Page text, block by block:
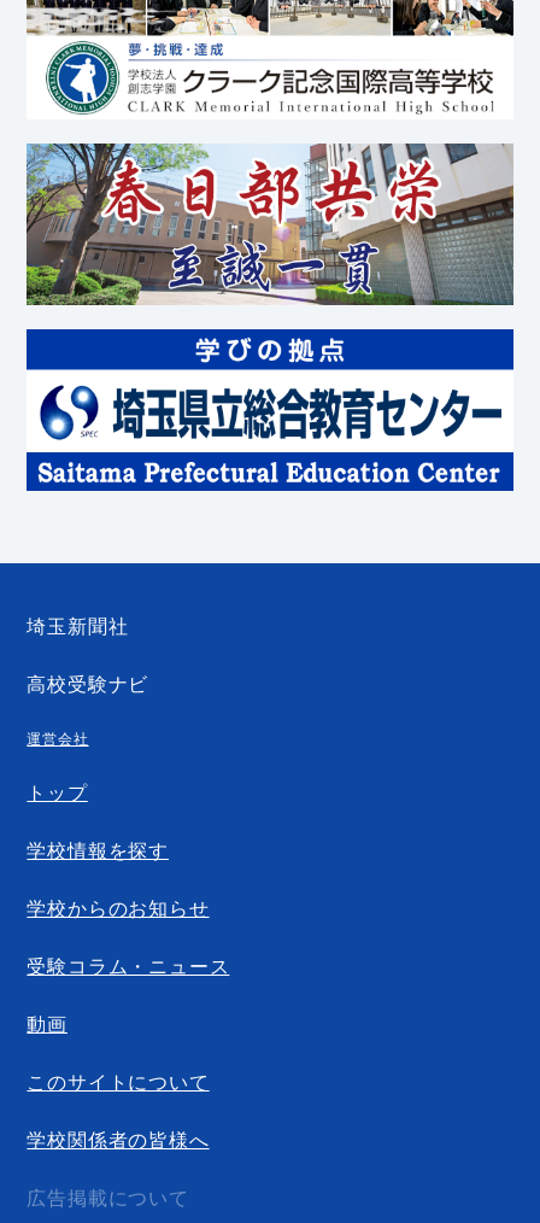
埼玉新聞社
高校受験ナビ
運営会社
トップ
学校情報を探す
学校からのお知らせ
受験コラム・ニュース
動画
このサイトについて
学校関係者の皆様へ
広告掲載について